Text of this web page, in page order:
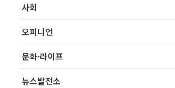
사회
오피니언
문화·라이프
뉴스발전소